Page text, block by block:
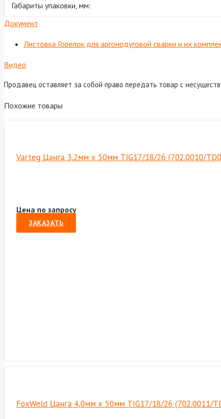
Габариты упаковки, мм:
Документ
Листовка Горелок для аргонодуговой сварки и их
Видео
Продавец оставляет за собой право передать товар с
Похожие товары
Varteg Цанга 3,2мм х 50мм TIG17/18/26 (702.0010/
Цена по запросу
ЗАКАЗАТЬ
FoxWeld Цанга 4,0мм х 50мм TIG17/18/26 (702.0011/